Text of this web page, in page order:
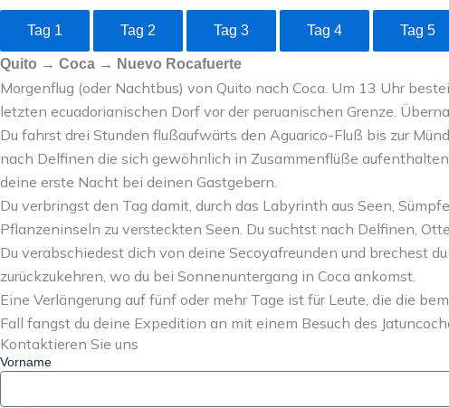
Tag 1 Tag 2 Tag 3 Tag 4 Tag 5
Quito → Coca → Nuevo Rocafuerte
Morgenflug (oder Nachtbus) von Quito nach Coca. Um 13 Uhr
letzten ecuadorianischen Dorf vor der peruanischen Grenze.
Du fahrst drei Stunden flußaufwärts den Aguarico-Fluß bis zur
nach Delfinen die sich gewöhnlich in Zusammenflüße
deine erste Nacht bei deinen Gastgebern.
Du verbringst den Tag damit, durch das Labyrinth aus Seen,
Pflanzeninseln zu versteckten Seen. Du suchtst nach Delfinen,
Du verabschiedest dich von deine Secoyafreunden und brechest
zurückzukehren, wo du bei Sonnenuntergang in Coca ankomst.
Eine Verlängerung auf fünf oder mehr Tage ist für Leute, die die
Fall fangst du deine Expedition an mit einem Besuch des
Kontaktieren Sie uns
Vorname